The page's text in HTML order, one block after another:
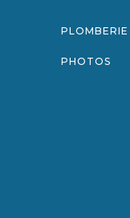
PHOTOS